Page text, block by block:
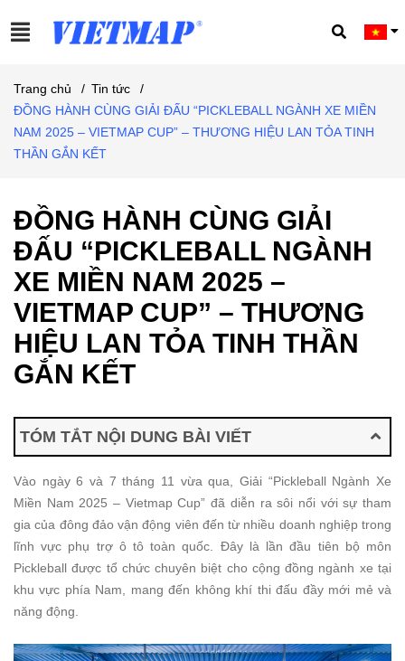
Trang chủ / Tin tức
/
ĐỒNG HÀNH CÙNG GIẢI ĐẤU “PICKLEBALL NGÀNH XE MIỀN
NAM 2025 – VIETMAP CUP” – THƯƠNG HIỆU LAN TỎA TINH
THẦN GẮN KẾT
ĐỒNG HÀNH CÙNG GIẢI
ĐẤU “PICKLEBALL NGÀNH
XE MIỀN NAM 2025 –
VIETMAP CUP” – THƯƠNG
HIỆU LAN TỎA TINH THẦN
GẮN KẾT
TÓM TẮT NỘI DUNG BÀI VIẾT
Vào ngày 6 và 7 tháng 11 vừa qua, Giải “Pickleball Ngành Xe
Miền Nam 2025 – Vietmap Cup” đã diễn ra sôi nổi với sự tham
gia của đông đảo vận động viên đến từ nhiều doanh nghiệp trong
lĩnh vực phụ trợ ô tô toàn quốc. Đây là lần đầu tiên bộ môn
Pickleball được tổ chức chuyên biệt cho cộng đồng ngành xe tại
khu vực phía Nam, mang đến không khí thi đấu đầy mới mẻ và
năng động.